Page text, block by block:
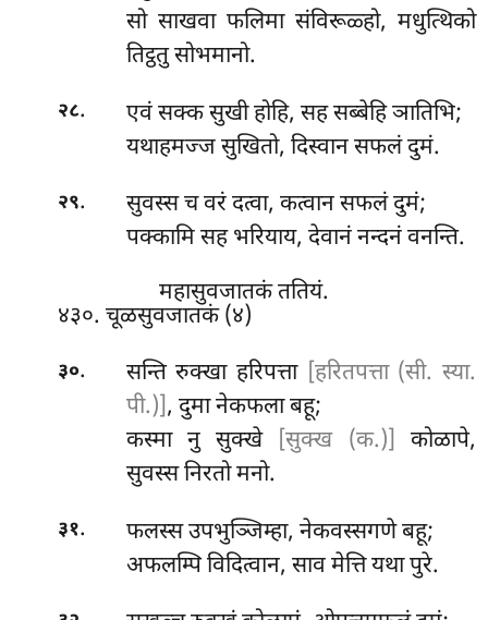
सो साखवा फलिमा संविरूळ्हो, मधुत्थिको
तिट्ठतु सोभमानो.
२८.
एवं सक्क सुखी होहि, सह सब्बेहि ञातिभि;
यथाहमज्ज सुखितो, दिस्वान सफलं दुमं.
२९.
सुवस्स च वरं दत्वा, कत्वान सफलं दुमं;
पक्कामि सह भरियाय, देवानं नन्दनं वनन्ति.
महासुवजातकं ततियं.
४३०. चूळसुवजातकं (४)
३०. सन्ति रुक्खा हरिपत्ता [हरितपत्ता (सी. स्या.
पी.)], दुमा नेकफला बहू;
कस्मा नु सुक्खे
[सुक्ख (क.)] कोळापे,
सुवस्स निरतो मनो.
३१.
फलस्स उपभुञ्जिम्हा, नेकवस्सगणे बहू;
अफलम्पि विदित्वान, साव मेत्ति यथा पुरे.